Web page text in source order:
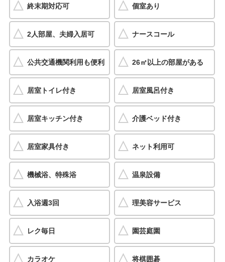
終末期対応可 個室あり
2人部屋、夫婦入居可 ナースコール
公共交通機関利用も便利 26㎡以上の部屋がある
居室トイレ付き 居室風呂付き
居室キッチン付き 介護ベッド付き
居室家具付き ネット利用可
機械浴、特殊浴 温泉設備
入浴週3回 理美容サービス
レク毎日 園芸庭園
カラオケ 将棋囲碁